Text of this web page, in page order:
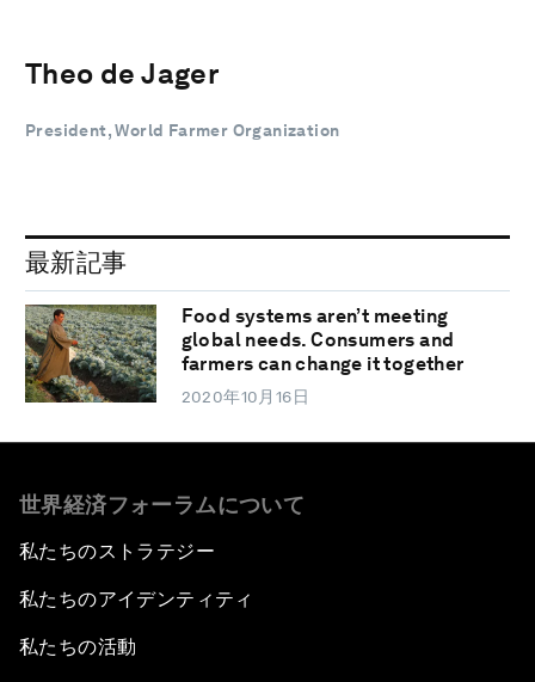
Theo de Jager
President, World Farmer Organization
最新記事
Food systems aren’t meeting
global needs. Consumers and
farmers can change it together
2020年10月16日
世界経済フォーラムについて
私たちのストラテジー
私たちのアイデンティティ
私たちの活動